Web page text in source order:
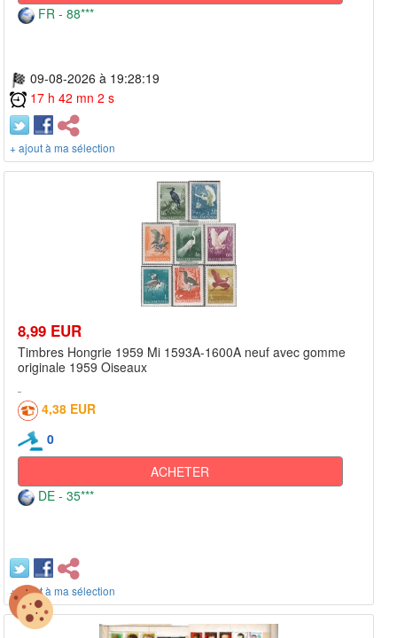
FR - 88***
09-08-2026 à 19:28:19
17 h 42 mn 2 s
+ ajout à ma sélection
8,99 EUR
Timbres Hongrie 1959 Mi 1593A-1600A neuf avec gomme
originale 1959 Oiseaux
4,38 EUR
0
ACHETER
DE - 35***
+ ajout à ma sélection